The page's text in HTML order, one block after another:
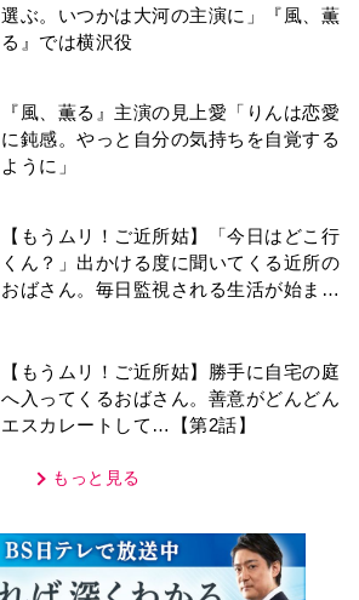
選ぶ。いつかは大河の主演に」『風、薫
る』では横沢役
『風、薫る』主演の見上愛「りんは恋愛
に鈍感。やっと自分の気持ちを自覚する
ように」
【もうムリ！ご近所姑】「今日はどこ行
くん？」出かける度に聞いてくる近所の
おばさん。毎日監視される生活が始ま
【もうムリ！ご近所姑】勝手に自宅の庭
へ入ってくるおばさん。善意がどんどん
エスカレートして…【第2話】
もっと見る